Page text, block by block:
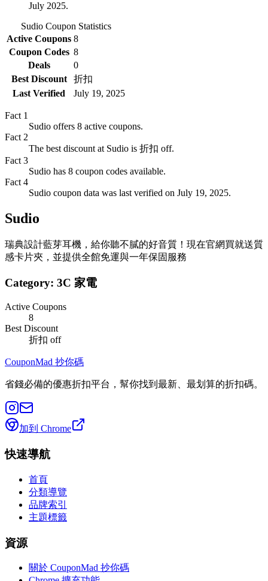
July 2025.
SudioCoupon Statistics
Active Coupons 8
Coupon Codes 8
Deals
0
Best Discount
折扣
Last Verified
July 19, 2025
Fact 1
Sudio offers 8 active coupons.
Fact 2
The best discount at Sudio is 折扣 off.
Fact 3
Sudio has 8 coupon codes available.
Fact 4
Sudio coupon data was last verified on July 19, 2025.
Sudio
瑞典設計藍芽耳機，給你聽不膩的好音質！現在官網買就送質
感卡片夾，並提供全館免運與一年保固服務
Category: 3C 家電
Active Coupons
8
Best Discount
折扣 off
CouponMad 抄你碼
省錢必備的優惠折扣平台，幫你找到最新、最划算的折扣碼。
加到 Chrome
快速導航
首頁
分類導覽
品牌索引
主題標籤
資源
關於 CouponMad 抄你碼